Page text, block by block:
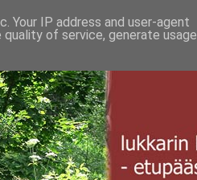
Your IP address and user-agent
of service, generate usage